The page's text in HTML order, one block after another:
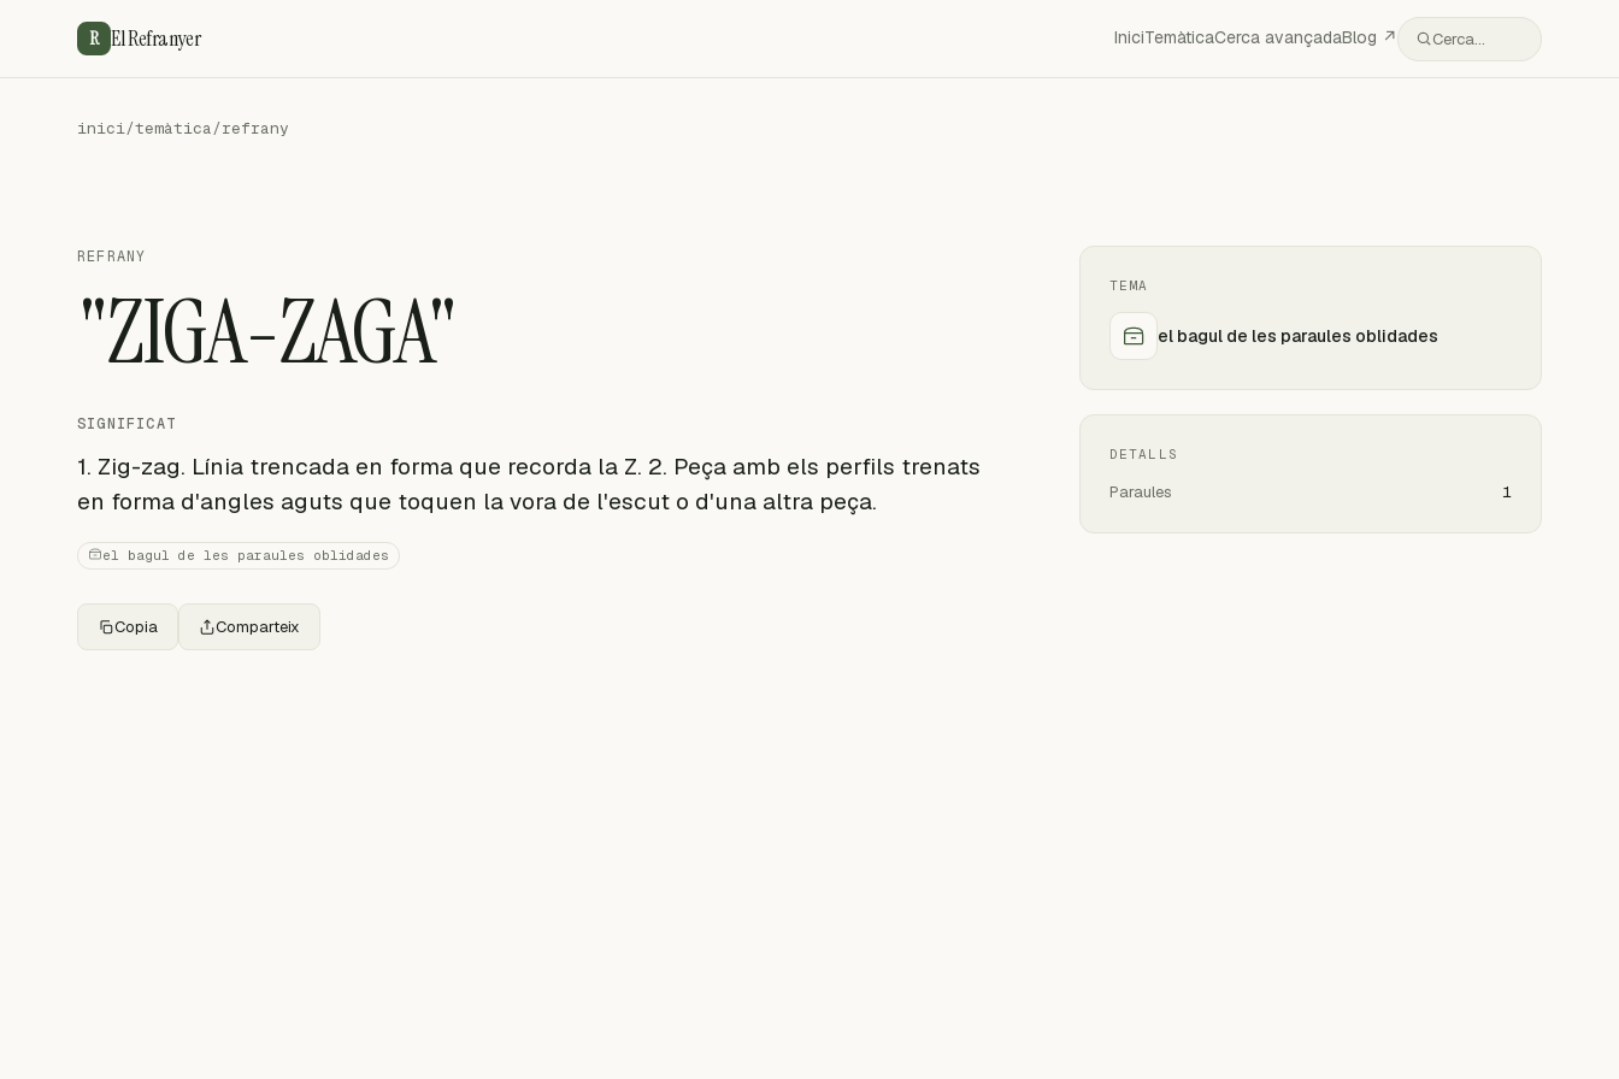
R El Refranyer IniciTemàticaCerca avançadaBlog ↗ Cerca…
inici/temàtica/refrany
REFRANY
"ZIGA-ZAGA"
SIGNIFICAT
1. Zig-zag. Línia trencada en forma que recorda la Z. 2. Peça amb els perfils trenats
en forma d'angles aguts que toquen la vora de l'escut o d'una altra peça.
el bagul de les paraules oblidades
Copia Comparteix
TEMA
el bagul de les paraules oblidades
DETALLS
Paraules 1